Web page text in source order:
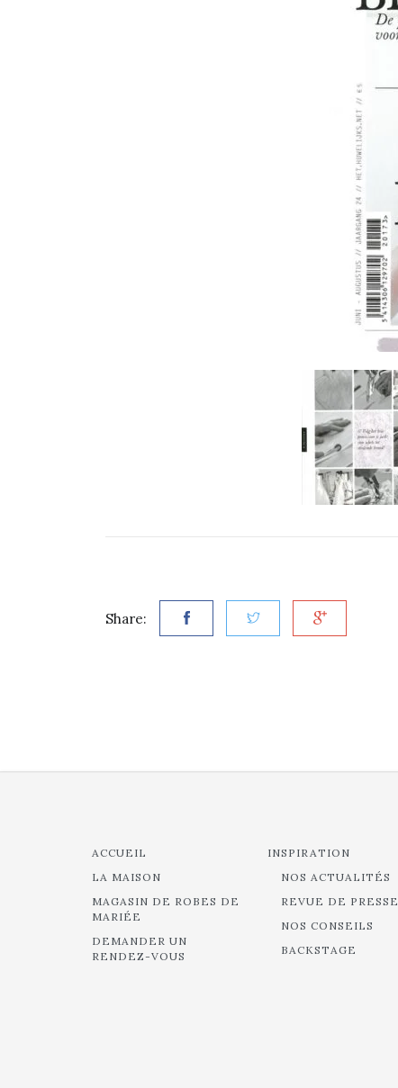
Share:
ACCUEIL
LA MAISON
MAGASIN DE ROBES DE
MARIÉE
DEMANDER UN
RENDEZ-VOUS
INSPIRATION
NOS ACTUALITÉS
REVUE DE PRESSE
NOS CONSEILS
BACKSTAGE